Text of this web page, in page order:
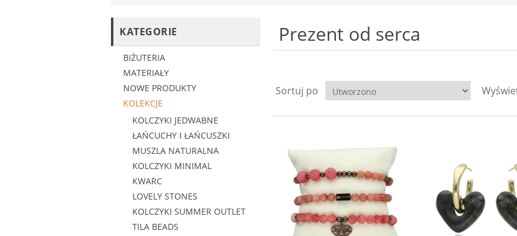
KATEGORIE
BIŻUTERIA
MATERIAŁY
NOWE PRODUKTY
KOLEKCJE
KOLCZYKI JEDWABNE
ŁAŃCUCHY I ŁAŃCUSZKI
MUSZLA NATURALNA
KOLCZYKI MINIMAL
KWARC
LOVELY STONES
KOLCZYKI SUMMER OUTLET
TILA BEADS
Prezent od serca
Sortuj po